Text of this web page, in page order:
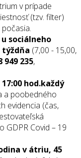
v prípade
(tzv. filter)
sociálneho
týždňa (7,00 - 15,00,
949 235,
hod.každý
a poobedného
evidencia (čas,
GDPR Covid – 19
v átriu, 45